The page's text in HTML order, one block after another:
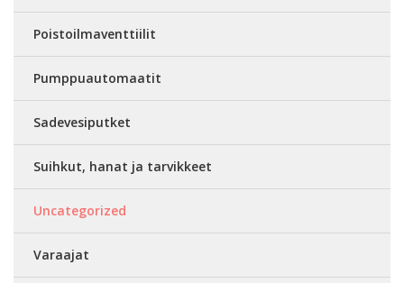
Poistoilmaventtiilit
Pumppuautomaatit
Sadevesiputket
Suihkut, hanat ja tarvikkeet
Uncategorized
Varaajat